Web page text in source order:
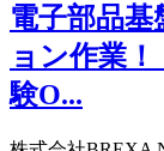
電子部品
ョン作業
験O...